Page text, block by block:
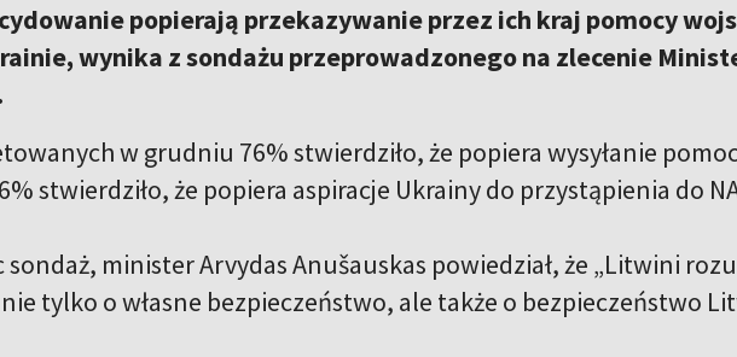
popierają przekazywanie przez ich kraj pomocy
wynika z sondażu przeprowadzonego na zlecenie
w grudniu 76% stwierdziło, że popiera wysyłanie
stwierdziło, że popiera aspiracje Ukrainy do przystąpienia do
minister Arvydas Anušauskas powiedział, że „Litwini
tylko o własne bezpieczeństwo, ale także o bezpieczeństwo